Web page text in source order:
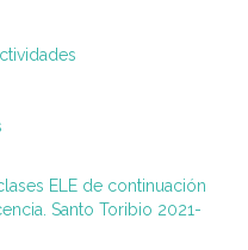
ELE de continuación
Santo Toribio 2021-